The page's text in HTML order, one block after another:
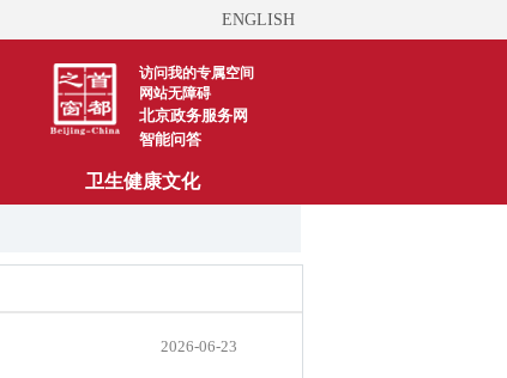
ENGLISH
访问我的专属空间
网站无障碍
北京政务服务网
智能问答
卫生健康文化
2026-06-23